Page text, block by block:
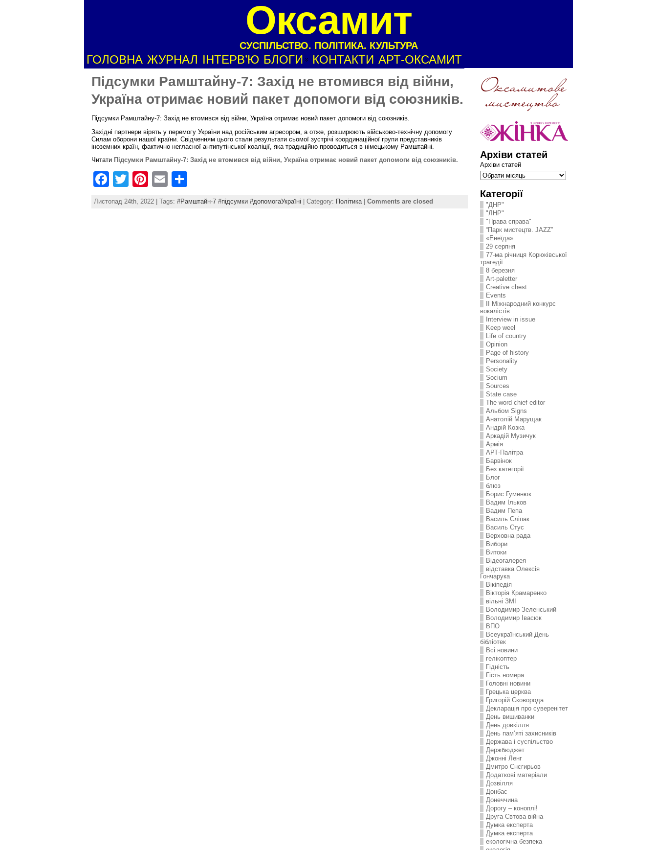
Оксамит
СУСПІЛЬСТВО. ПОЛІТИКА. КУЛЬТУРА
ГОЛОВНА ЖУРНАЛ ІНТЕРВ’Ю БЛОГИ КОНТАКТИ АРТ-ОКСАМИТ
Підсумки Рамштайну-7: Захід не втомився від війни,
Україна отримає новий пакет допомоги від союзників.
Підсумки Рамштайну-7: Захід не втомився від війни, Україна отримає новий пакет допомоги від союзників.
Західні партнери вірять у перемогу України над російським агресором, а отже, розширюють військово-технічну допомогу
Силам оборони нашої країни. Свідченням цього стали результати сьомої зустрічі координаційної групи представників
іноземних країн, фактично негласної антипутінської коаліції, яка традиційно проводиться в німецькому Рамштайні.
Читати Підсумки Рамштайну-7: Захід не втомився від війни, Україна отримає новий пакет допомоги від союзників.
F
T
w
itt
Pi
nt
er
E
m
ai
Листопад 24th, 2022 | Tags: #Рамштайн-7 #підсумки #допомогаУкраїні | Category: Політика| Comments are closed
Архіви статей
Архіви статей
Категорії
"ДНР"
"ЛНР"
"Права справа"
“Парк мистецтв. JAZZ”
«Енеїда»
29 серпня
77-ма річниця Корюківської
трагедії
8 березня
Art-paletter
Creative chest
Events
II Міжнародний конкурс
вокалістів
Interview in issue
Keep weel
Life of country
Opinion
Page of history
Personality
Society
Socium
Sources
State case
The word chief editor
Альбом Signs
Анатолій Марущак
Андрій Козка
Аркадій Музичук
Армія
АРТ-Палітра
Барвінок
Без категорії
Блог
блюз
Борис Гуменюк
Вадим Ільков
Вадим Пепа
Василь Сліпак
Василь Стус
Верховна рада
Вибори
Витоки
Відеогалерея
відставка Олексія
Гончарука
Вікіпедія
Вікторія Крамаренко
вільні ЗМІ
Володимир Зеленський
Володимир Івасюк
ВПО
Всеукраїнський День
бібліотек
Всі новини
гелікоптер
Гідність
Гість номера
Головні новини
Грецька церква
Григорій Сковорода
Декларація про суверенітет
День вишиванки
День довкілля
День пам’яті захисників
Держава і суспільство
Держбюджет
Джонні Ленг
Дмитро Снєгирьов
Додаткові матеріали
Дозвілля
Донбас
Донеччина
Дорогу – коноплі!
Друга Свтова війна
Думка експерта
Думка експерта
екологічна безпека